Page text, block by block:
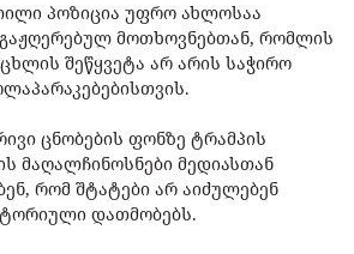
პოზიცია უფრო ახლოსაა
მოთხოვნებთან, რომლის
შეწყვეტა არ არის საჭირო
ცნობების ფონზე ტრამპის
მაღალჩინოსნები მედიასთან
რომ შტატები არ აიძულებენ
დათმობებს.